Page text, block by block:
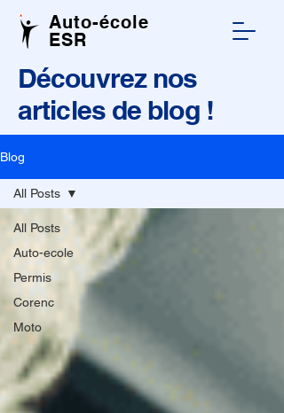
Auto-école
ESR
Découvrez nos
articles de blog !
Blog
All Posts
Auto-ecole
Permis
Corenc
Moto
All Posts